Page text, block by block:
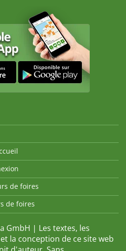
de foires
de foires
GmbH | Les textes, les
la conception de ce site web